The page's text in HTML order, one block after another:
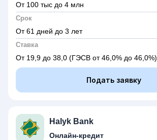
От 100 тыс до 4 млн
Срок
От 61 дней до 3 лет
Ставка
От 19,9 до 38,0 (ГЭСВ от 46,0% до 46,0%)
Подать заявку
Halyk Bank
Онлайн-кредит